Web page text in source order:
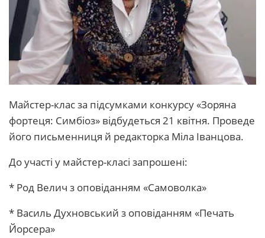
Майстер-клас за підсумками конкурсу «Зоряна
фортеця: Симбіоз» відбудеться 21 квітня. Проведе
його письменниця й редакторка Міла Іванцова.
До участі у майстер-класі запрошені:
* Род Велич з оповіданням «Самоволка»
* Василь Духновський з оповіданням «Печать
Йорсера»